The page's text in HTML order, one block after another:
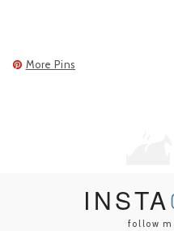
More Pins
INSTA
follow